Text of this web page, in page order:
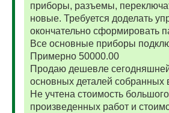
приборы, разъемы,
новые. Требуется доделать
окончательно сформировать
Все основные приборы
Примерно 50000.00
Продаю дешевле
основных деталей собранных
Не учтена стоимость
произведенных работ и